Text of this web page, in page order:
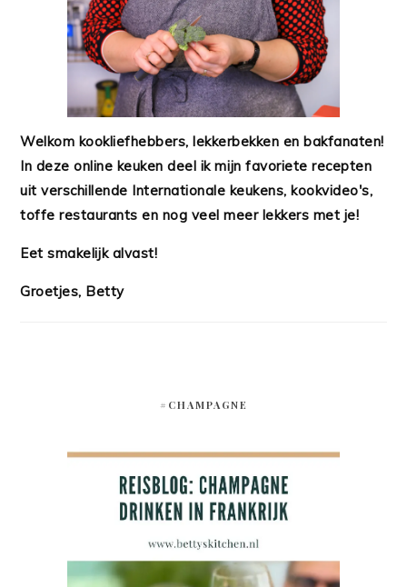
Welkom kookliefhebbers, lekkerbekken en bakfanaten!
In deze online keuken deel ik mijn favoriete recepten
uit verschillende Internationale keukens, kookvideo's,
toffe restaurants en nog veel meer lekkers met je!
Eet smakelijk alvast!
Groetjes, Betty
#CHAMPAGNE